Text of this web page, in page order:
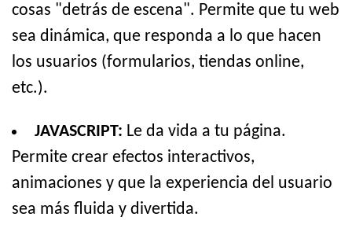
cosas "detrás de escena". Permite que tu web
sea dinámica, que responda a lo que hacen
los usuarios (formularios, tiendas online,
etc.).
JAVASCRIPT: Le da vida a tu página.
Permite crear efectos interactivos,
animaciones y que la experiencia del usuario
sea más fluida y divertida.